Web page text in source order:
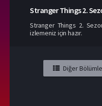
Stranger Things2.
Stranger Things 2.
izlemeniz için hazır.
Diğer